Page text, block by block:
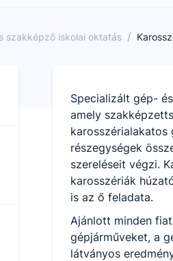
szakképző iskolai oktatás /
Specializált gép-
amely
karosszérialakatos
részegységek
szereléseit végzi.
karosszériák
is az ő feladata.
Ajánlott minden
gépjárműveket, a
látványos